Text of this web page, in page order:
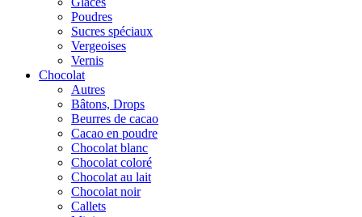
Poudres
Sucres spéciaux
Vergeoises
Vernis
Chocolat
Autres
Bâtons, Drops
Beurres de cacao
Cacao en poudre
Chocolat blanc
Chocolat coloré
Chocolat au lait
Chocolat noir
Callets